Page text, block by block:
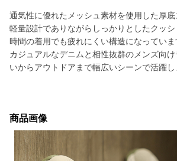
通気性に優れたメッシュ素材を使用した厚底
軽量設計でありながらしっかりとしたクッ
時間の着用でも疲れにくい構造になっていま
カジュアルなデニムと相性抜群のメンズ向
いからアウトドアまで幅広いシーンで活躍し
商品画像